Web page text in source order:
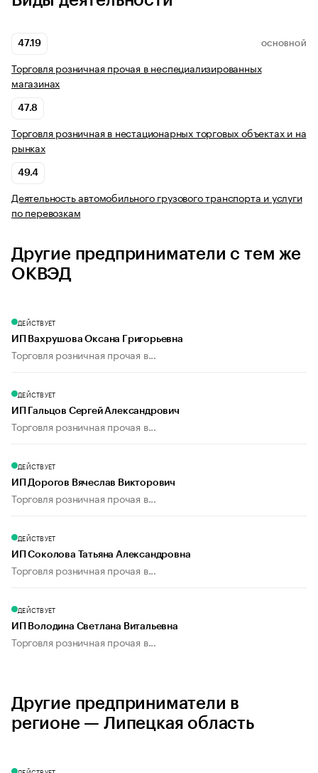
47.19 ОСНОВНОЙ
Торговля розничная прочая в неспециализированных
магазинах
47.8
Торговля розничная в нестационарных торговых объектах и на
рынках
49.4
Деятельность автомобильного грузового транспорта и услуги
по перевозкам
Другие предприниматели с тем же
ОКВЭД
ДЕЙСТВУЕТ
ИП Вахрушова Оксана Григорьевна
Торговля розничная прочая в...
ДЕЙСТВУЕТ
ИП Гальцов Сергей Александрович
Торговля розничная прочая в...
ДЕЙСТВУЕТ
ИП Дорогов Вячеслав Викторович
Торговля розничная прочая в...
ДЕЙСТВУЕТ
ИП Соколова Татьяна Александровна
Торговля розничная прочая в...
ДЕЙСТВУЕТ
ИП Володина Светлана Витальевна
Торговля розничная прочая в...
Другие предприниматели в
регионе — Липецкая область